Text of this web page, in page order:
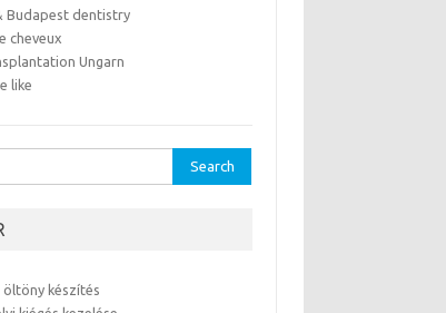
Budapest dentistry
cheveux
Ungarn
like
öltöny készítés